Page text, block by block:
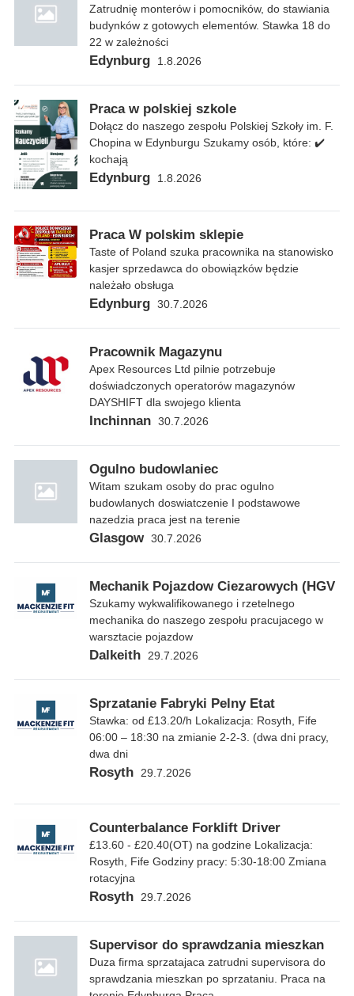
Zatrudnię monterów i pomocników, do stawiania
budynków z gotowych elementów. Stawka 18 do
22 w zależności
Edynburg 1.8.2026
Praca w polskiej szkole
Dołącz do naszego zespołu Polskiej Szkoły im. F.
Chopina w Edynburgu Szukamy osób, które: ✔️
kochają
Edynburg 1.8.2026
Praca W polskim sklepie
Taste of Poland szuka pracownika na stanowisko
kasjer sprzedawca do obowiązków będzie
należało obsługa
Edynburg 30.7.2026
Pracownik Magazynu
Apex Resources Ltd pilnie potrzebuje
doświadczonych operatorów magazynów
DAYSHIFT dla swojego klienta
Inchinnan 30.7.2026
Ogulno budowlaniec
Witam szukam osoby do prac ogulno
budowlanych doswiatczenie I podstawowe
nazedzia praca jest na terenie
Glasgow 30.7.2026
Mechanik Pojazdow Ciezarowych (HGV
Szukamy wykwalifikowanego i rzetelnego
mechanika do naszego zespołu pracujacego w
warsztacie pojazdow
Dalkeith 29.7.2026
Sprzatanie Fabryki Pelny Etat
Stawka: od £13.20/h Lokalizacja: Rosyth, Fife
06:00 – 18:30 na zmianie 2-2-3. (dwa dni pracy,
dwa dni
Rosyth 29.7.2026
Counterbalance Forklift Driver
£13.60 - £20.40(OT) na godzine Lokalizacja:
Rosyth, Fife Godziny pracy: 5:30-18:00 Zmiana
rotacyjna
Rosyth 29.7.2026
Supervisor do sprawdzania mieszkan
Duza firma sprzatajaca zatrudni supervisora do
sprawdzania mieszkan po sprzataniu. Praca na